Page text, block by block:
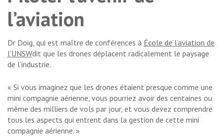
l’aviation
Dr Doig, qui est maître de conférences à École de l’aviation de
l’UNSWdit que les drones déplacent radicalement le paysage
de l’industrie.
« Si vous imaginez que les drones étaient presque comme une
mini compagnie aérienne, vous pourriez avoir des centaines ou
même des milliers de vols par jour, et vous devez comprendre
tous les aspects qui entrent dans la gestion de cette mini
compagnie aérienne. »